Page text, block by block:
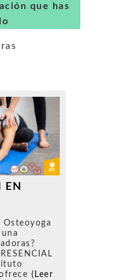
que has
EN
Osteoyoga
(Leer